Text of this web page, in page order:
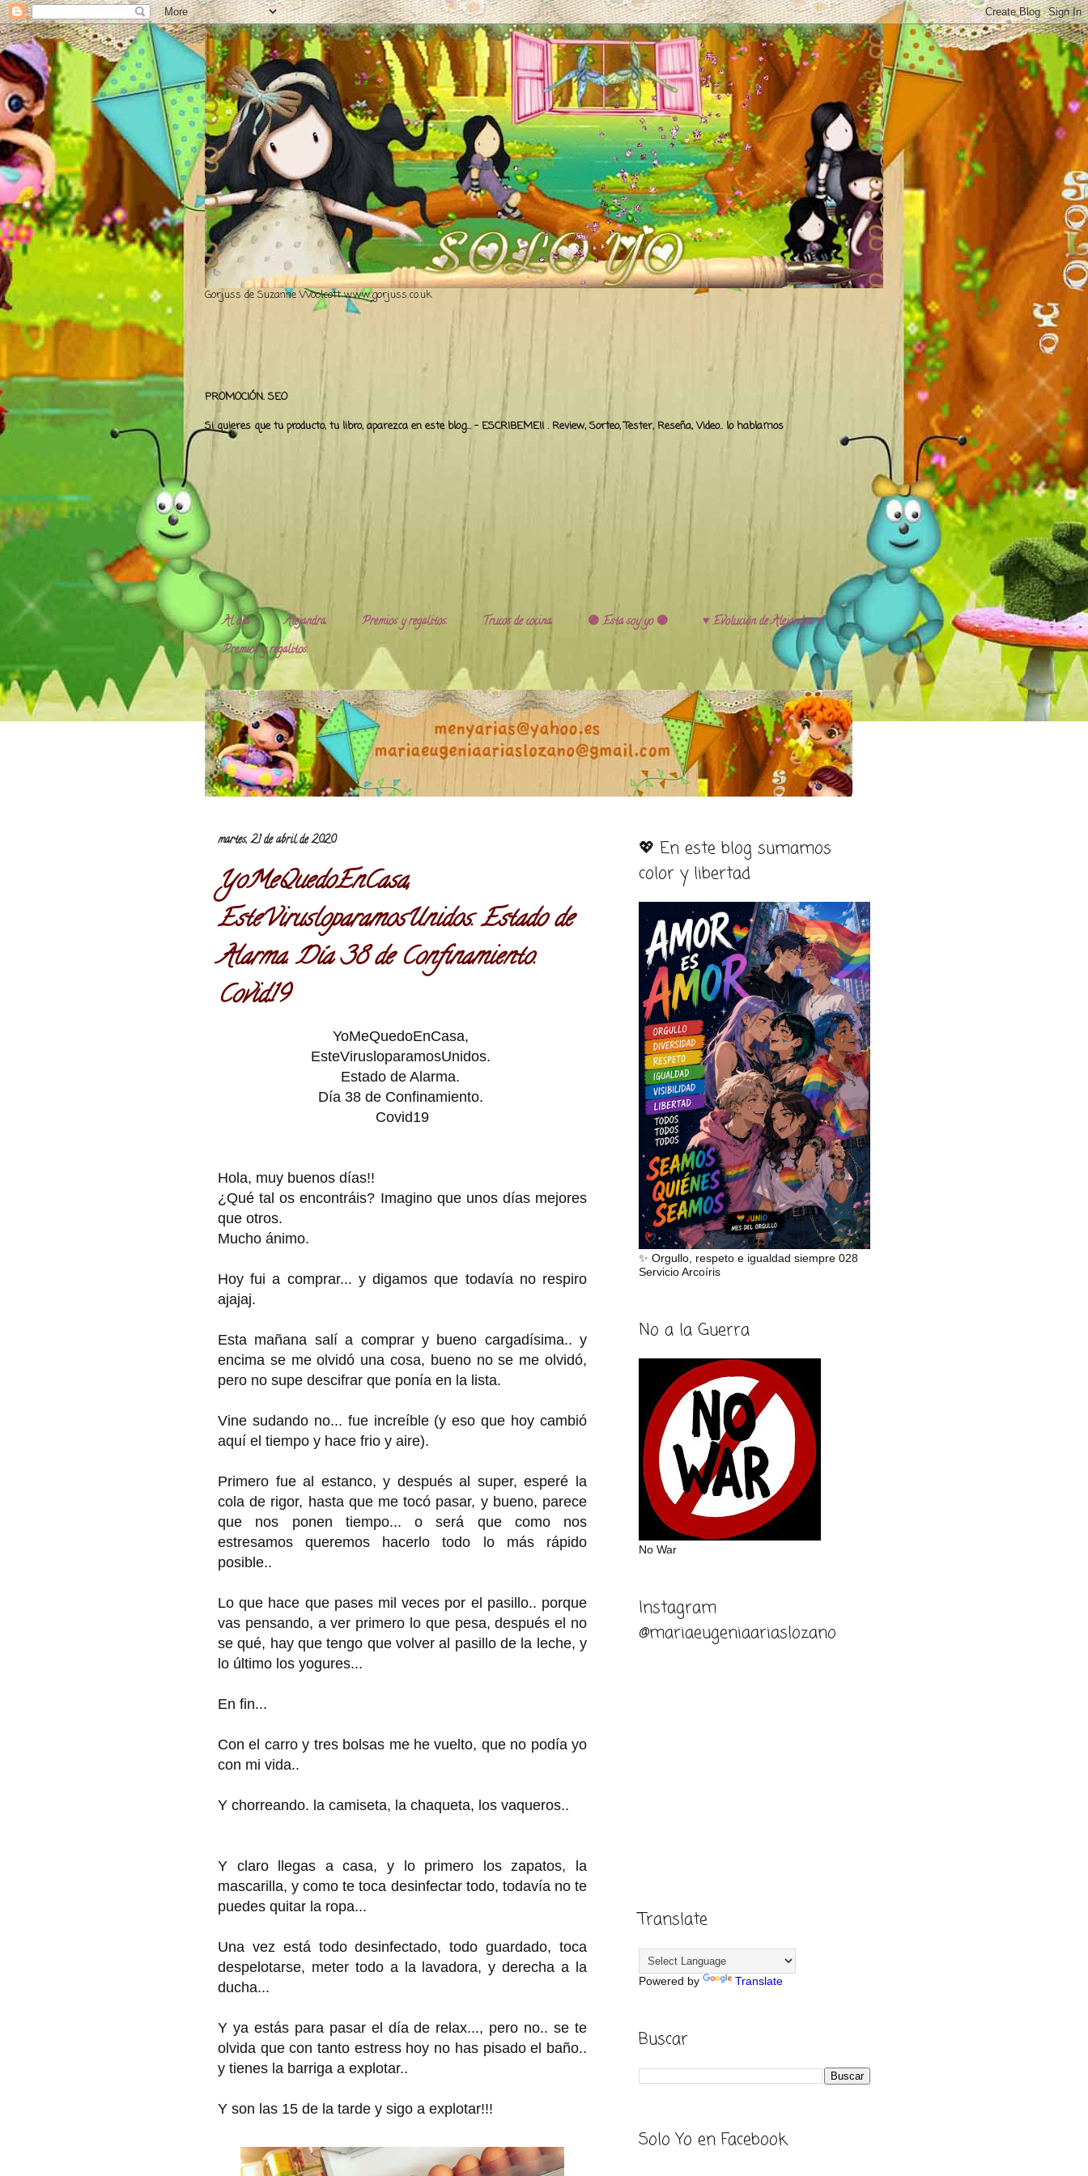
Gorjuss de Suzanne Woolcott www.gorjuss.co.uk
PROMOCIÓN. SEO
Si quieres que tu producto, tu libro, aparezca en este blog... - ESCRIBEME!! . Review, Sorteo, Tester, Reseña, Video.. lo hablamos
Al día Alejandra. Premios y regalitos. Trucos de cocina. 🟣 Esta soy yo 🟣
♥️ Evolución de Alejandra ♥️
Premios y regalitos.
martes, 21 de abril de 2020
YoMeQuedoEnCasa,
EsteVirusloparamosUnidos. Estado de
Alarma. Día 38 de Confinamiento.
Covid19
YoMeQuedoEnCasa,
EsteVirusloparamosUnidos.
Estado de Alarma.
Día 38 de Confinamiento.
Covid19
Hola, muy buenos días!!
¿Qué tal os encontráis? Imagino que unos días mejores
que otros.
Mucho ánimo.
Hoy fui a comprar... y digamos que todavía no respiro
ajajaj.
Esta mañana salí a comprar y bueno cargadísima.. y
encima se me olvidó una cosa, bueno no se me olvidó,
pero no supe descifrar que ponía en la lista.
Vine sudando no... fue increíble (y eso que hoy cambió
aquí el tiempo y hace frio y aire).
Primero fue al estanco, y después al super, esperé la
cola de rigor, hasta que me tocó pasar, y bueno, parece
que nos ponen tiempo... o será que como nos
estresamos queremos hacerlo todo lo más rápido
posible..
Lo que hace que pases mil veces por el pasillo.. porque
vas pensando, a ver primero lo que pesa, después el no
se qué, hay que tengo que volver al pasillo de la leche, y
lo último los yogures...
En fin...
Con el carro y tres bolsas me he vuelto, que no podía yo
con mi vida..
Y chorreando. la camiseta, la chaqueta, los vaqueros..
Y claro llegas a casa, y lo primero los zapatos, la
mascarilla, y como te toca desinfectar todo, todavía no te
puedes quitar la ropa...
Una vez está todo desinfectado, todo guardado, toca
despelotarse, meter todo a la lavadora, y derecha a la
ducha...
Y ya estás para pasar el día de relax..., pero no.. se te
olvida que con tanto estress hoy no has pisado el baño..
y tienes la barriga a explotar..
Y son las 15 de la tarde y sigo a explotar!!!
💖 En este blog sumamos
color y libertad
✨ Orgullo, respeto e igualdad siempre 028
Servicio Arcoíris
No a la Guerra
No War
Instagram
@mariaeugeniaariaslozano
Translate
Powered by Translate
Buscar
Solo Yo en Facebook